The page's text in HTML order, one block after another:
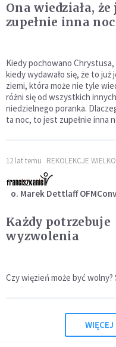
Ona wiedziała,
zupełnie inna noc
Kiedy pochowano
kiedy wydawało się, że to
ziemi, która może nie tyle
różni się od wszystkich
niedzielnego poranka.
ta noc, to jest zupełnie inna
12 lat temu REKOLEKCJE
o. Marek Dettlaff
Każdy potrzebuje
wyzwolenia
Czy więzień może być
WIĘCEJ